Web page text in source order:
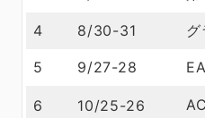
4 8/30-31 グ
5 9/27-28
6 10/25-26